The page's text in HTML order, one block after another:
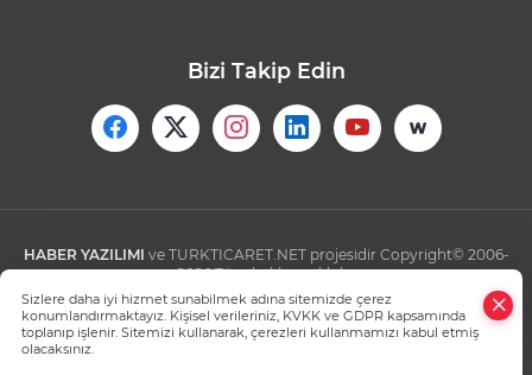
Bizi Takip Edin
HABER YAZILIMI ve TURKTICARET.NET projesidir Copyright© 2006-
2026 Tüm hakları saklıdır.
Sizlere daha iyi hizmet sunabilmek adına sitemizde çerez
konumlandırmaktayız. Kişisel verileriniz, KVKK ve GDPR kapsamında
toplanıp işlenir. Sitemizi kullanarak, çerezleri kullanmamızı kabul etmiş
olacaksınız.